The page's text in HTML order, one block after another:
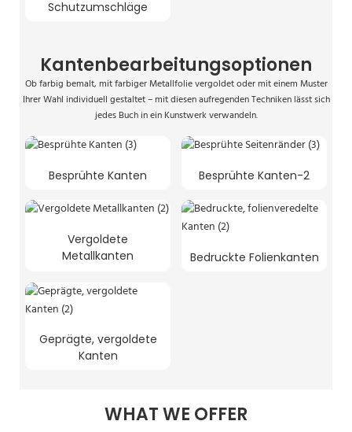
Schutzumschläge
Kantenbearbeitungsoptionen
Ob farbig bemalt, mit farbiger Metallfolie vergoldet oder mit einem Muster
Ihrer Wahl individuell gestaltet – mit diesen aufregenden Techniken lässt sich
jedes Buch in ein Kunstwerk verwandeln.
Besprühte Kanten Besprühte Kanten-2
Vergoldete
Metallkanten
Bedruckte Folienkanten
Geprägte, vergoldete
Kanten
WHAT WE OFFER